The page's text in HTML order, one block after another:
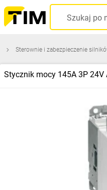
Sterownie i zabezpieczenie
Stycznik mocy 145A 3P